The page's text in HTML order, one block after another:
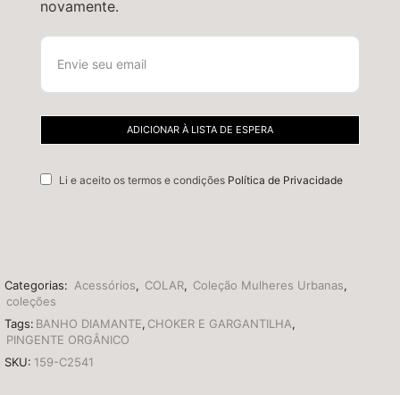
novamente.
Li e aceito os termos e condições Política de Privacidade
Categorias: Acessórios, COLAR, Coleção Mulheres Urbanas,
coleções
Tags: BANHO DIAMANTE, CHOKER E GARGANTILHA,
PINGENTE ORGÂNICO
SKU: 159-C2541